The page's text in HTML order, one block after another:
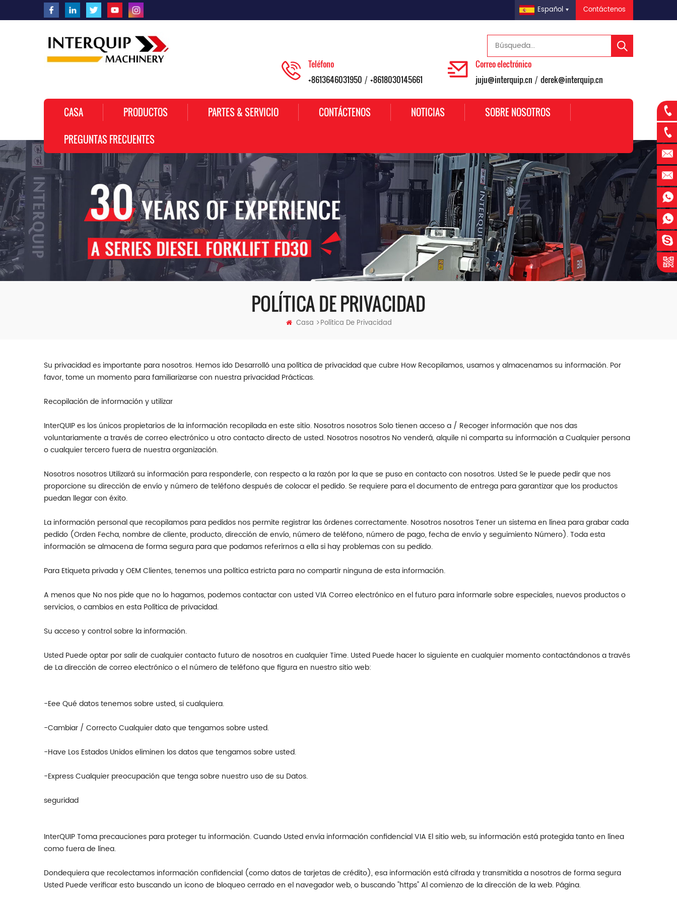
Contáctenos
Español
Teléfono
+8613646031950 / +8618030145661
Correo electrónico
juju@interquip.cn / derek@interquip.cn
CASA PRODUCTOS PARTES & SERVICIO CONTÁCTENOS NOTICIAS SOBRE NOSOTROS
PREGUNTAS FRECUENTES
POLÍTICA DE PRIVACIDAD
Casa Política De Privacidad
Su privacidad es importante para nosotros. Hemos ido Desarrolló una política de privacidad que cubre How Recopilamos, usamos y almacenamos su información. Por
favor, tome un momento para familiarizarse con nuestra privacidad Prácticas.
Recopilación de información y utilizar
InterQUIP es los únicos propietarios de la información recopilada en este sitio. Nosotros nosotros Solo tienen acceso a / Recoger información que nos das
voluntariamente a través de correo electrónico u otro contacto directo de usted. Nosotros nosotros No venderá, alquile ni comparta su información a Cualquier persona
o cualquier tercero fuera de nuestra organización.
Nosotros nosotros Utilizará su información para responderle, con respecto a la razón por la que se puso en contacto con nosotros. Usted Se le puede pedir que nos
proporcione su dirección de envío y número de teléfono después de colocar el pedido. Se requiere para el documento de entrega para garantizar que los productos
puedan llegar con éxito.
La información personal que recopilamos para pedidos nos permite registrar las órdenes correctamente. Nosotros nosotros Tener un sistema en línea para grabar cada
pedido (Orden Fecha, nombre de cliente, producto, dirección de envío, número de teléfono, número de pago, fecha de envío y seguimiento Número). Toda esta
información se almacena de forma segura para que podamos referirnos a ella si hay problemas con su pedido.
Para Etiqueta privada y OEM Clientes, tenemos una política estricta para no compartir ninguna de esta información.
A menos que No nos pide que no lo hagamos, podemos contactar con usted VIA Correo electrónico en el futuro para informarle sobre especiales, nuevos productos o
servicios, o cambios en esta Política de privacidad.
Su acceso y control sobre la información.
Usted Puede optar por salir de cualquier contacto futuro de nosotros en cualquier Time. Usted Puede hacer lo siguiente en cualquier momento contactándonos a través
de La dirección de correo electrónico o el número de teléfono que figura en nuestro sitio web:
-Eee Qué datos tenemos sobre usted, si cualquiera.
-Cambiar / Correcto Cualquier dato que tengamos sobre usted.
-Have Los Estados Unidos eliminen los datos que tengamos sobre usted.
-Express Cualquier preocupación que tenga sobre nuestro uso de su Datos.
seguridad
InterQUIP Toma precauciones para proteger tu información. Cuando Usted envía información confidencial VIA El sitio web, su información está protegida tanto en línea
como fuera de línea.
Dondequiera que recolectamos información confidencial (como datos de tarjetas de crédito), esa información está cifrada y transmitida a nosotros de forma segura
Usted Puede verificar esto buscando un icono de bloqueo cerrado en el navegador web, o buscando "https" Al comienzo de la dirección de la web. Página.